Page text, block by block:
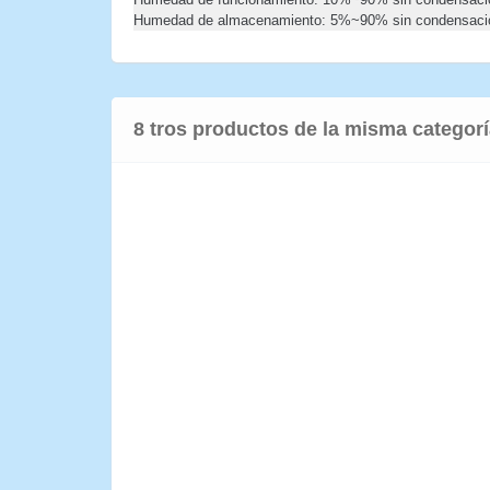
Humedad de almacenamiento: 5%~90% sin
8 tros productos de la misma